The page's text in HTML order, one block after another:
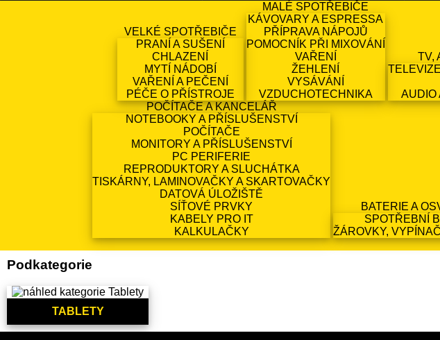
VELKÉ SPOTŘEBIČE
PRANÍ A SUŠENÍ
CHLAZENÍ
MYTÍ NÁDOBÍ
VAŘENÍ A PEČENÍ
PÉČE O PŘÍSTROJE
MALÉ SPOTŘEBIČE
KÁVOVARY A ESPRESSA
PŘÍPRAVA NÁPOJŮ
POMOCNÍK PŘI MIXOVÁNÍ
VAŘENÍ
ŽEHLENÍ
VYSÁVÁNÍ
VZDUCHOTECHNIKA
TV,
AUDIO
POČÍTAČE A KANCELÁŘ
NOTEBOOKY A PŘÍSLUŠENSTVÍ
POČÍTAČE
MONITORY A PŘÍSLUŠENSTVÍ
PC PERIFERIE
REPRODUKTORY A SLUCHÁTKA
TISKÁRNY, LAMINOVAČKY A SKARTOVAČKY
DATOVÁ ÚLOŽIŠTĚ
SÍŤOVÉ PRVKY
KABELY PRO IT
KALKULAČKY
BATERIE A
SPOTŘEBNÍ
ŽÁROVKY,
Podkategorie
TABLETY